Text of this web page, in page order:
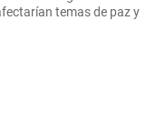
temas de paz y